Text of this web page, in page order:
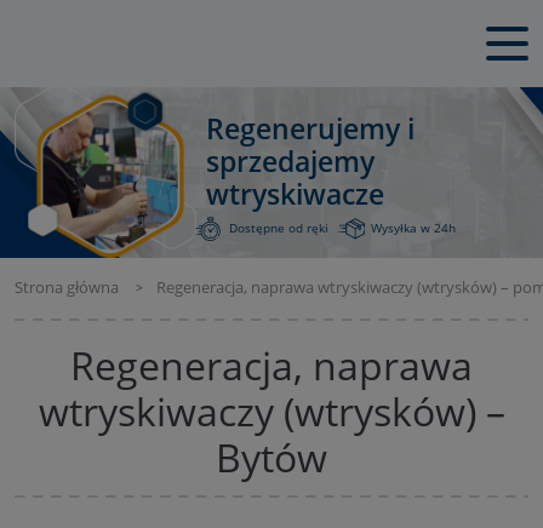
Regenerujemy i
sprzedajemy
wtryskiwacze
Dostępne od ręki Wysyłka w 24h
Strona główna Regeneracja, naprawa wtryskiwaczy (wtrysków) –
Regeneracja, naprawa
wtryskiwaczy (wtrysków) –
Bytów